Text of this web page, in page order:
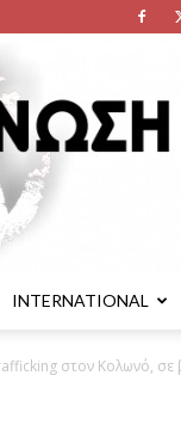
INTERNATIONAL
στον Κολωνό, σε